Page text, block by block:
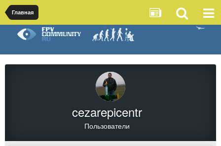
Главная
cezarepicentr
Пользователи